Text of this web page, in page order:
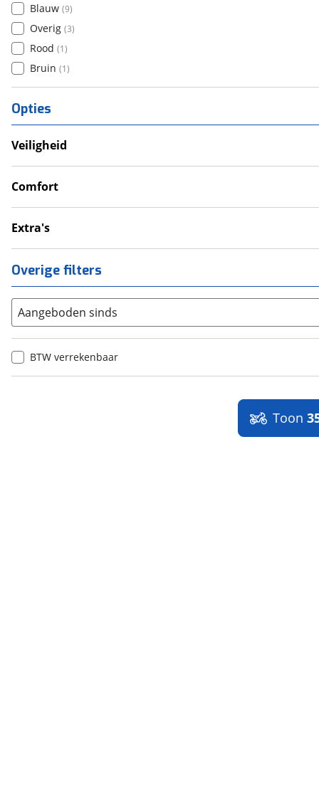
Blauw (9)
Overig (3)
Rood (1)
Bruin (1)
Opties
Veiligheid
Tractie Controle Systeem (TCS)
Comfort
Handvatverwarming
Extra's
Zijkoffer
Overige filters
Aangeboden sinds
BTW verrekenbaar
Toon